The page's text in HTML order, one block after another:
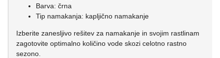
Barva: črna
Tip namakanja: kapljično namakanje
Izberite zanesljivo rešitev za namakanje in svojim rastlinam
zagotovite optimalno količino vode skozi celotno rastno
sezono.